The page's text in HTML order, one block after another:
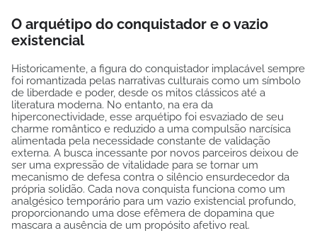
O arquétipo do conquistador e o vazio
existencial
Historicamente, a figura do conquistador implacável sempre
foi romantizada pelas narrativas culturais como um símbolo
de liberdade e poder, desde os mitos clássicos até a
literatura moderna. No entanto, na era da
hiperconectividade, esse arquétipo foi esvaziado de seu
charme romântico e reduzido a uma compulsão narcísica
alimentada pela necessidade constante de validação
externa. A busca incessante por novos parceiros deixou de
ser uma expressão de vitalidade para se tornar um
mecanismo de defesa contra o silêncio ensurdecedor da
própria solidão. Cada nova conquista funciona como um
analgésico temporário para um vazio existencial profundo,
proporcionando uma dose efêmera de dopamina que
mascara a ausência de um propósito afetivo real.